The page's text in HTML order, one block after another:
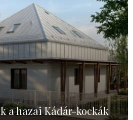
a hazai Kádár-kockák